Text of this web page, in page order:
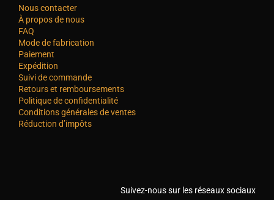
Nous contacter
À propos de nous
FAQ
Mode de fabrication
Paiement
Expédition
Suivi de commande
Retours et remboursements
Politique de confidentialité
Conditions générales de ventes
Réduction d’impôts
Suivez-nous sur les réseaux sociaux